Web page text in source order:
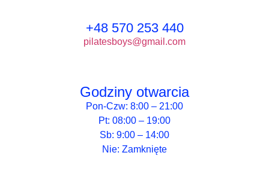
+48 570 253 440
pilatesboys@gmail.com
Godziny otwarcia
Pon-Czw: 8:00 – 21:00
Pt: 08:00 – 19:00
Sb: 9:00 – 14:00
Nie: Zamknięte